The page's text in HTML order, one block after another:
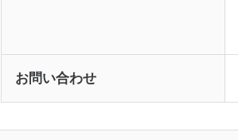
お問い合わせ